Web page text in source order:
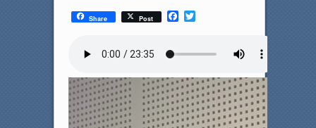
Share Post
F
o
k
T
r